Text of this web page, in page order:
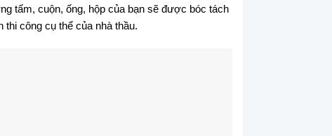
tấm, cuộn, ống, hộp của bạn sẽ được bóc tách
thi công cụ thể của nhà thầu.